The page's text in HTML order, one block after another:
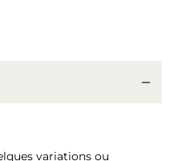
variations ou